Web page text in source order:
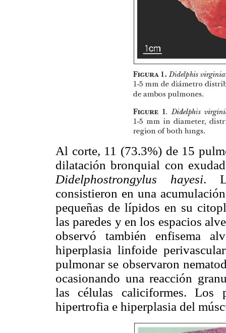
Al corte, 11 (73.3%) de 15
dilatación bronquial con
Didelphostrongylus hayesi.
consistieron en una
pequeñas de lípidos en su
las paredes y en los espacios
observó también enfisema
hiperplasia linfoide
pulmonar se observaron
ocasionando una reacción
las células caliciformes. Los
hipertrofia e hiperplasia del